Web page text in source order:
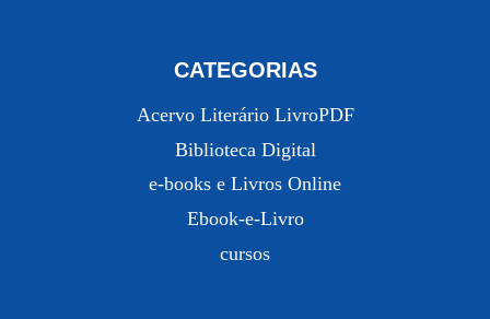
CATEGORIAS
Acervo Literário LivroPDF
Biblioteca Digital
e-books e Livros Online
Ebook-e-Livro
cursos